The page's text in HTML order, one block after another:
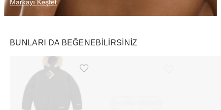
Markayı Keşfet
BUNLARI DA BEĞENEBILIRSINIZ
Ürünü istek listesine ekle veya listeden çıkar